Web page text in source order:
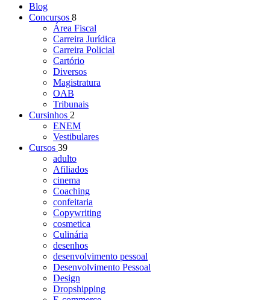
Blog
Concursos 8
Área Fiscal
Carreira Jurídica
Carreira Policial
Cartório
Diversos
Magistratura
OAB
Tribunais
Cursinhos 2
ENEM
Vestibulares
Cursos 39
adulto
Afiliados
cinema
Coaching
confeitaria
Copywriting
cosmetica
Culinária
desenhos
desenvolvimento pessoal
Desenvolvimento Pessoal
Design
Dropshipping